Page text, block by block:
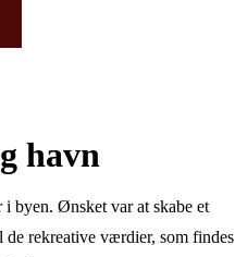
havn
byen. Ønsket var at skabe et
de rekreative værdier, som findes